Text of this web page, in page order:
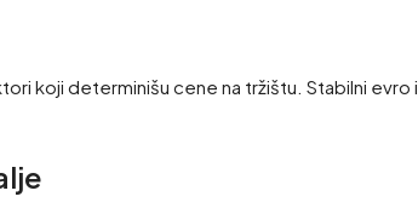
koji determinišu cene na tržištu. Stabilni